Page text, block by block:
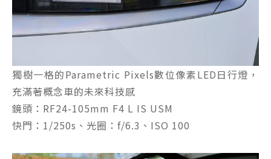
獨樹一格的Parametric Pixels數位像素LED日行燈，
充滿著概念車的未來科技感
鏡頭：RF24-105mm F4 L IS USM
快門：1/250s、光圈：f/6.3、ISO 100